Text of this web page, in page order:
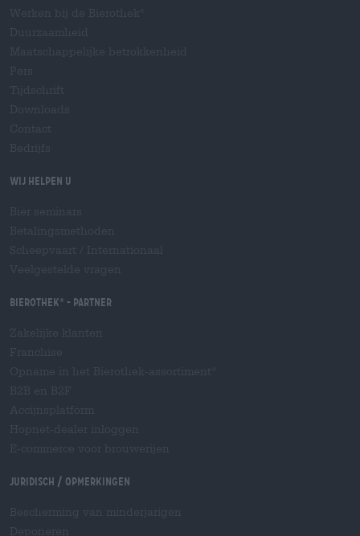
Wij helpen u
Bierothek - Partner
Juridisch / Opmerkingen